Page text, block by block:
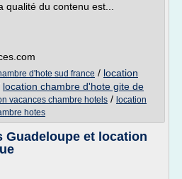
du contenu est...
d'hote sud france / location
location chambre d'hote gite de
vacances chambre hotels / location
hotes
Guadeloupe et location